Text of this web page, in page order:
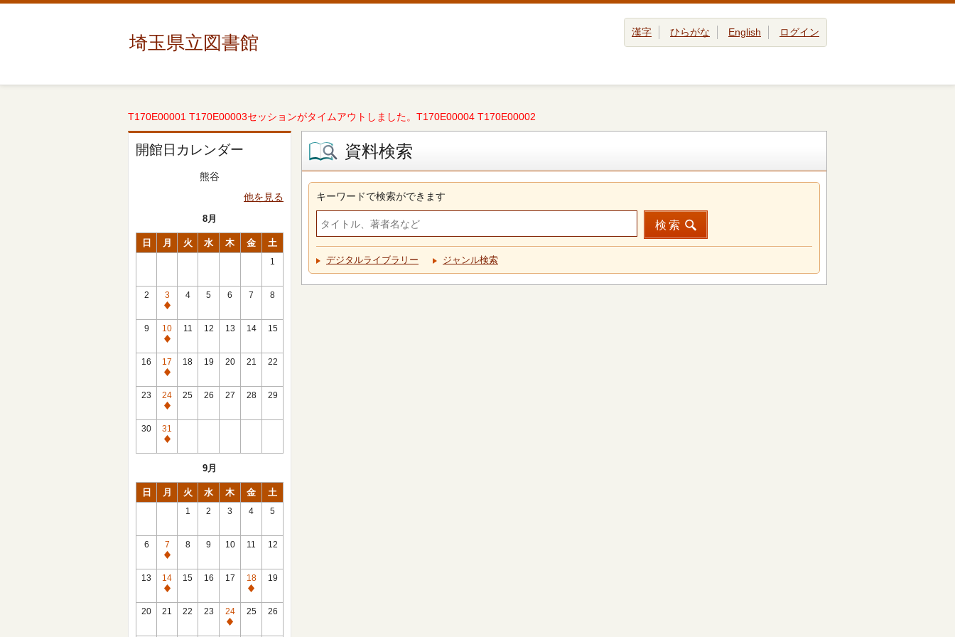
埼玉県立図書館 漢字 ひらがな English ログイン
T170E00001 T170E00003セッションがタイムアウトしました。T170E00004 T170E00002
開館日カレンダー
熊谷
他を見る
8月
日 月 火 水 木 金 土
1
2
3
休
館
日
4 5 6 7 8
9
10
休
館
日
11 12 13 14 15
16
17
休
館
日
18 19 20 21 22
23
24
休
館
日
25 26 27 28 29
30
31
休
9月
日 月 火 水 木 金 土
1 2 3 4 5
6
7
休
館
日
8 9 10 11 12
13
14
休
館
15 16 17
18
休
館
19
20 21 22 23
24
休
25 26
資料検索
キーワードで検索ができます
検索
デジタルライブラリー ジャンル検索